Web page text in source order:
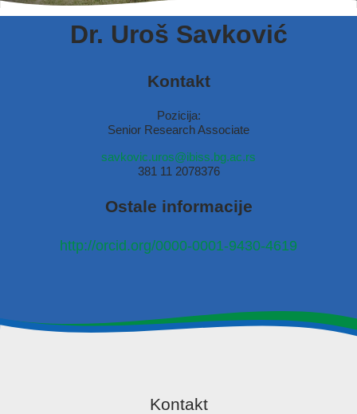
Dr. Uroš Savković
Kontakt
Pozicija:
Senior Research Associate
savkovic.uros@ibiss.bg.ac.rs
381 11 2078376
Ostale informacije
http://orcid.org/0000-0001-9430-4619
Kontakt